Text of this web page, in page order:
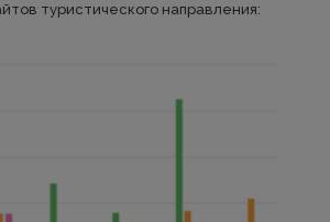
туристического направления: